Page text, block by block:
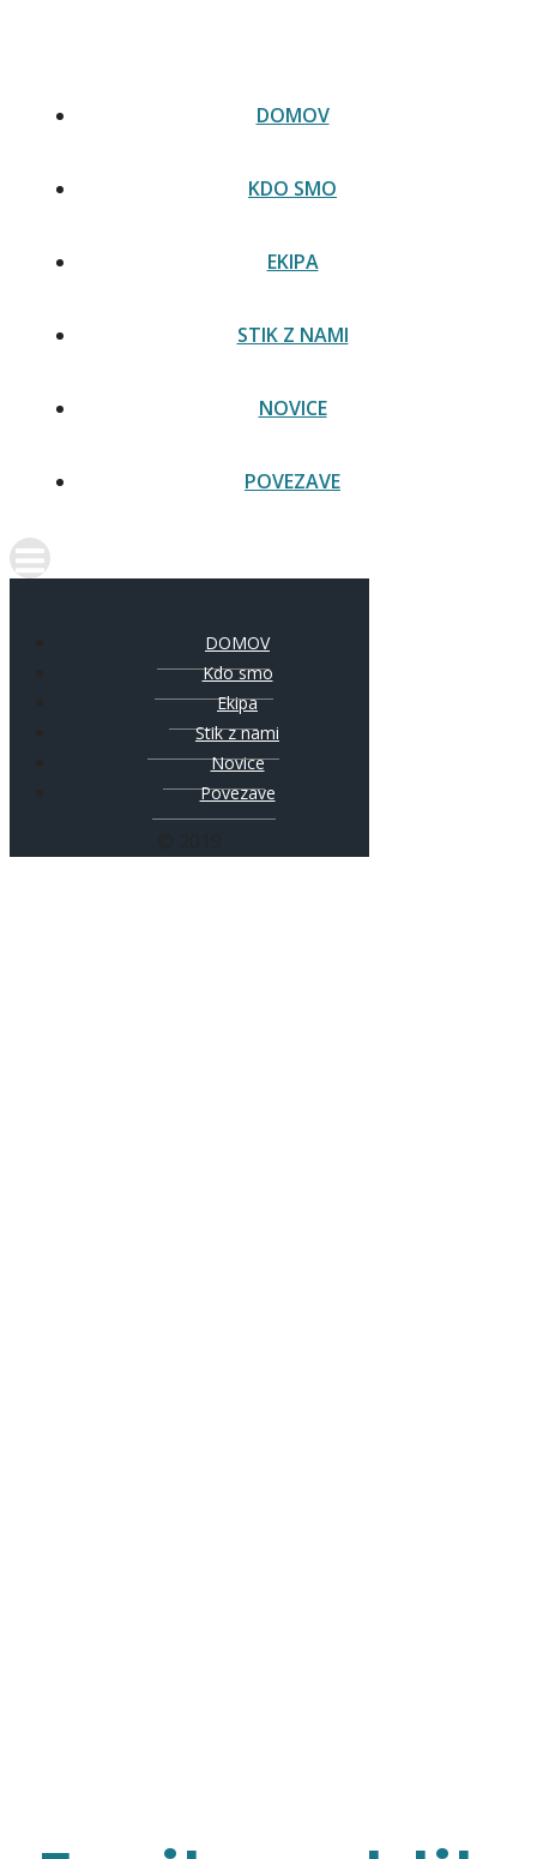
DOMOV
KDO SMO
EKIPA
STIK Z NAMI
NOVICE
POVEZAVE
DOMOV
Kdo smo
Ekipa
Stik z nami
Novice
Povezave